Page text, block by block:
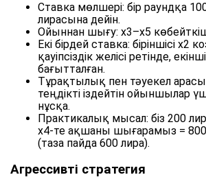
Ставка мөлшері: бір раундқа
лирасына дейін.
Ойыннан шығу: x3–x5
Екі бірдей ставка: біріншісі x2
қауіпсіздік желісі ретінде,
бағытталған.
Тұрақтылық пен тәуекел
теңдікті іздейтін ойыншылар
нұсқа.
Практикалық мысал: біз 200
x4-те ақшаны шығарамыз =
(таза пайда 600 лира).
Агрессивті стратегия